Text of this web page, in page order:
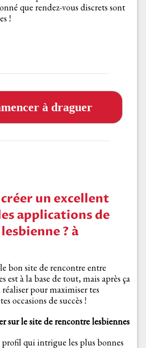
que rendez-vous discrets sont
!
à draguer
un excellent
applications de
? à
bon site de rencontre entre
est à la base de tout, mais après ça
pour maximiser tes
occasions de succès !
sur le site de rencontre lesbiennes
profil qui intrigue les plus bonnes